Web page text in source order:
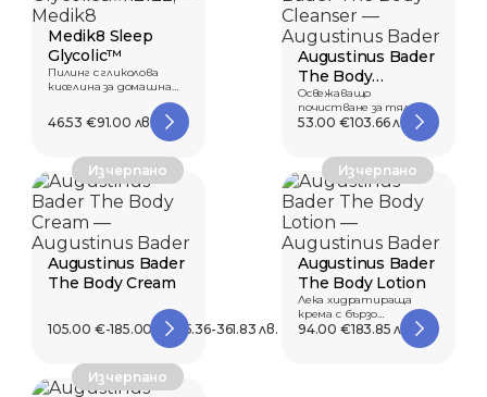
Medik8 Sleep
Glycolic™
Пилинг с гликолова
киселина за домашна
46.53 €91.00 лв.
Augustinus Bader
The Body
Cleanser
Освежаващо
почистване за тялото
за копринено и гладко
53.00 €103.66 лв.
Изчерпано
Augustinus Bader
The Body Cream
105.00 €-185.00 € 205.36-361.83 лв.
Изчерпано
Augustinus Bader
The Body Lotion
Лека хидратираща
крема с бързо
абсорбиране.
94.00 €183.85 лв.
Изчерпано